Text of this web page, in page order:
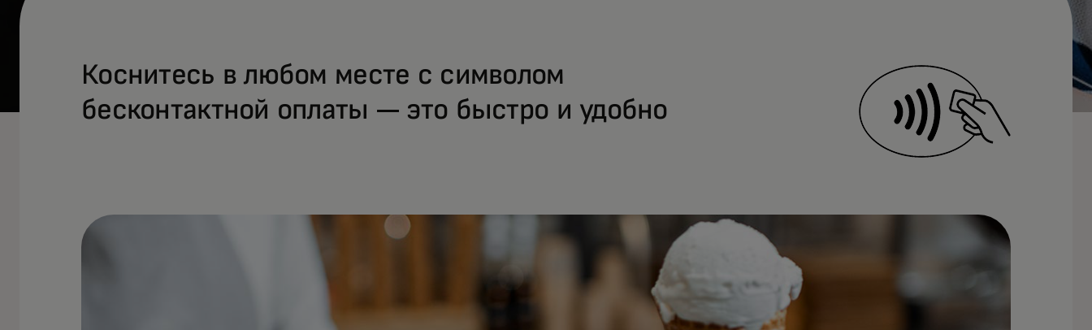
Коснитесь в любом месте с символом
бесконтактной оплаты — это быстро и удобно